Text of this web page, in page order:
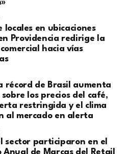
locales en ubicaciones
Providencia redirige la
hacia vías
récord de Brasil aumenta
los precios del café,
restringida y el clima
al mercado en alerta
sector participaron en el